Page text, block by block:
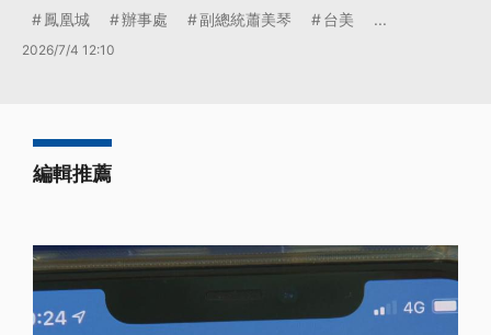
鳳凰城 辦事處 副總統蕭美琴 台美 ...
2026/7/4 12:10
編輯推薦